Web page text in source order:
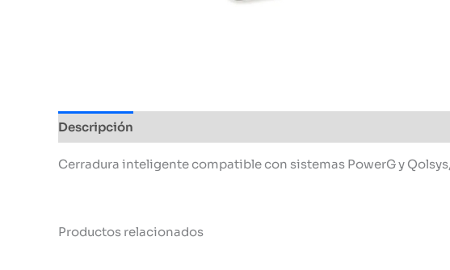
Descripción
Cerradura inteligente compatible con sistemas PowerG y
Productos relacionados